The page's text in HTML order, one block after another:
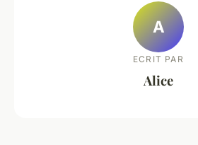
A
ECRIT PAR
Alice